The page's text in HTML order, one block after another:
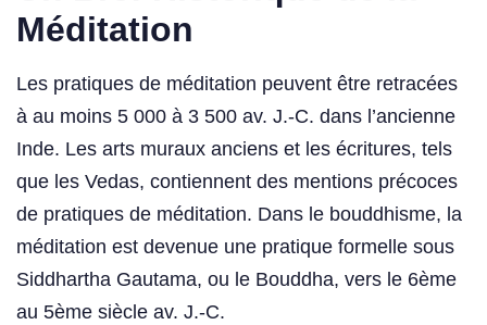
Méditation
Les pratiques de méditation peuvent être retracées
à au moins 5 000 à 3 500 av. J.-C. dans l’ancienne
Inde. Les arts muraux anciens et les écritures, tels
que les Vedas, contiennent des mentions précoces
de pratiques de méditation. Dans le bouddhisme, la
méditation est devenue une pratique formelle sous
Siddhartha Gautama, ou le Bouddha, vers le 6ème
au 5ème siècle av. J.-C.